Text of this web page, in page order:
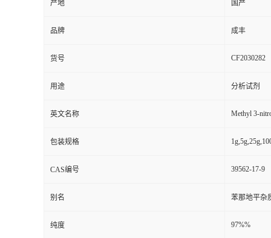
产地 国产
品牌 成丰
货号 CF2030282
用途 分析试剂
英文名称 Methyl 3-
包装规格
CAS编号 39562-17-9
别名 苯那地平杂
纯度 97%%